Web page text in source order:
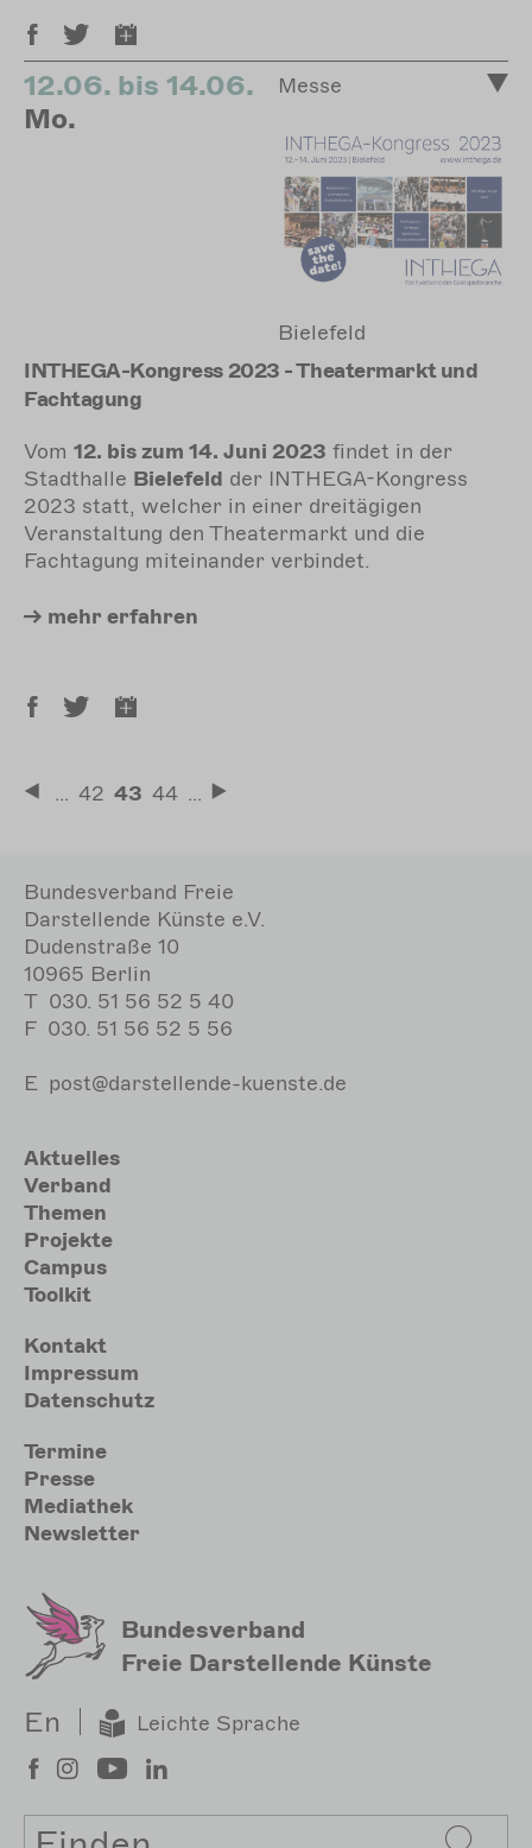
12.06. bis 14.06.
Mo.
Messe
Bielefeld
INTHEGA-Kongress 2023 - Theatermarkt und
Fachtagung
Vom 12. bis zum 14. Juni 2023 findet in der
Stadthalle Bielefeld der INTHEGA-Kongress
2023 statt, welcher in einer dreitägigen
Veranstaltung den Theatermarkt und die
Fachtagung miteinander verbindet.
mehr erfahren
Seitennummerierung
… Seite
42 Aktuelle
43 Seite
44 …
Bundesverband Freie
Darstellende Künste e.V.
Dudenstraße 10
10965 Berlin
T 030. 51 56 52 5 40
F 030. 51 56 52 5 56
E post@darstellende-kuenste.de
Hauptnavigation
Aktuelles
Verband
Themen
Projekte
Campus
Toolkit
Meta
Kontakt
Impressum
Datenschutz
Sekundärmenu
Termine
Presse
Mediathek
Newsletter
Bundesverband
Freie Darstellende Künste
En Leichte Sprache
Suche